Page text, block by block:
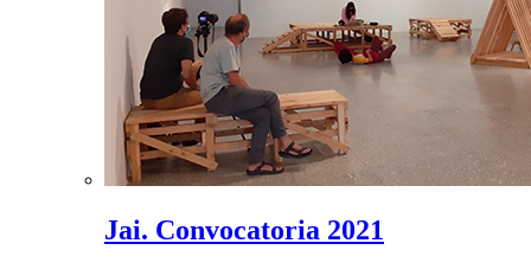
Jai. Convocatoria 2021